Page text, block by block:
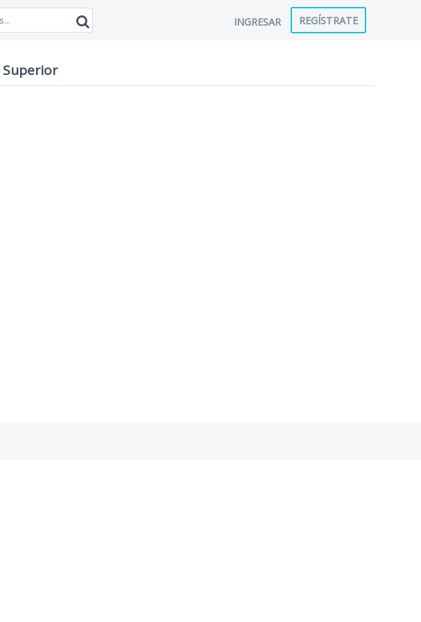
INGRESAR REGÍSTRATE
Superior